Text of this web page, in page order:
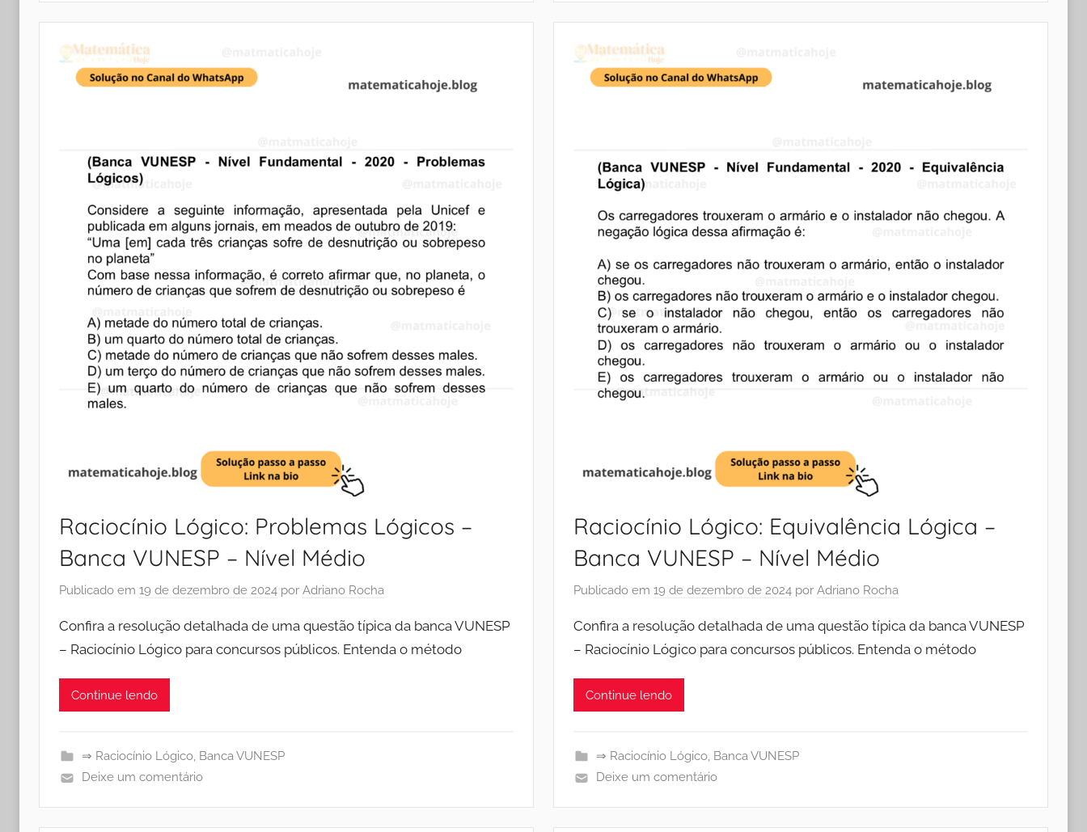
Raciocínio Lógico: Problemas Lógicos –
Banca VUNESP – Nível Médio
Publicado em 19 de dezembro de 2024 por Adriano Rocha
Confira a resolução detalhada de uma questão típica da banca VUNESP
– Raciocínio Lógico para concursos públicos. Entenda o método
Continue lendo
⇒ Raciocínio Lógico, Banca VUNESP
Deixe um comentário
Raciocínio Lógico: Equivalência Lógica –
Banca VUNESP – Nível Médio
Publicado em 19 de dezembro de 2024 por Adriano Rocha
Confira a resolução detalhada de uma questão típica da banca VUNESP
– Raciocínio Lógico para concursos públicos. Entenda o método
Continue lendo
⇒ Raciocínio Lógico, Banca VUNESP
Deixe um comentário